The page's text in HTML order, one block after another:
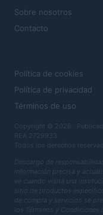
Sobre nosotros
Contacto
Política de cookies
Política de privacidad
Términos de uso
Copyright © 2026 ·
REA 2729933
Todos los derechos
Descargo de
información precisa y
ve cuando visita una
sitio de productos
de compra y servicios se
los Términos y Condiciones